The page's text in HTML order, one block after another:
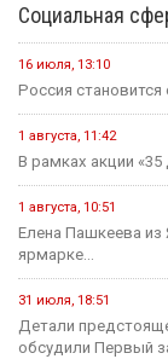
Социальная
16 июля, 13:10
Россия
1 августа, 11:42
В рамках акции «35
1 августа, 10:51
Елена Пашкеева из
ярмарке...
31 июля, 18:51
Детали
обсудили Первый